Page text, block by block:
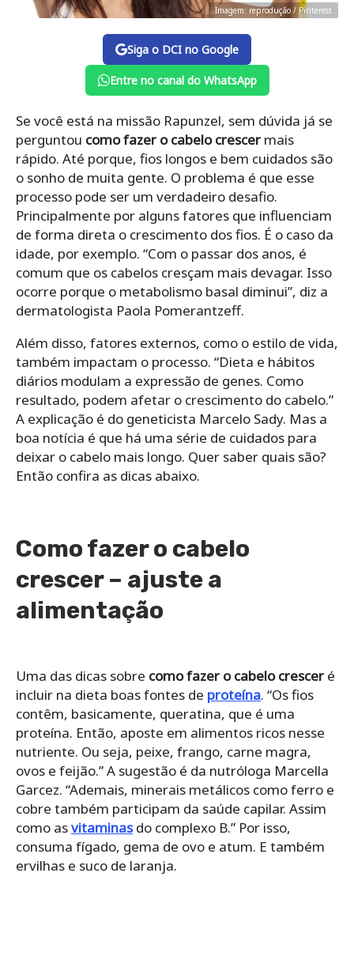
Imagem: reprodução / Pinterest
Siga o DCI no Google
Entre no canal do WhatsApp
Se você está na missão Rapunzel, sem dúvida já se
perguntou como fazer o cabelo crescer mais
rápido. Até porque, fios longos e bem cuidados são
o sonho de muita gente. O problema é que esse
processo pode ser um verdadeiro desafio.
Principalmente por alguns fatores que influenciam
de forma direta o crescimento dos fios. É o caso da
idade, por exemplo. “Com o passar dos anos, é
comum que os cabelos cresçam mais devagar. Isso
ocorre porque o metabolismo basal diminui”, diz a
dermatologista Paola Pomerantzeff.
Além disso, fatores externos, como o estilo de vida,
também impactam o processo. “Dieta e hábitos
diários modulam a expressão de genes. Como
resultado, podem afetar o crescimento do cabelo.”
A explicação é do geneticista Marcelo Sady. Mas a
boa notícia é que há uma série de cuidados para
deixar o cabelo mais longo. Quer saber quais são?
Então confira as dicas abaixo.
Como fazer o cabelo
crescer – ajuste a
alimentação
Uma das dicas sobre como fazer o cabelo crescer é
incluir na dieta boas fontes de proteína. “Os fios
contêm, basicamente, queratina, que é uma
proteína. Então, aposte em alimentos ricos nesse
nutriente. Ou seja, peixe, frango, carne magra,
ovos e feijão.” A sugestão é da nutróloga Marcella
Garcez. “Ademais, minerais metálicos como ferro e
cobre também participam da saúde capilar. Assim
como asvitaminasdo complexo B.” Por isso,
consuma fígado, gema de ovo e atum. E também
ervilhas e suco de laranja.